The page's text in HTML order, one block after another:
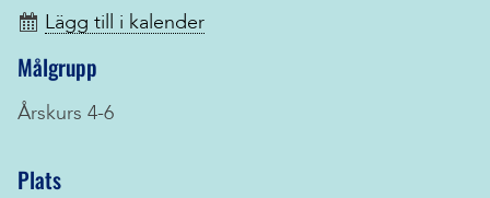
Lägg till i kalender
Målgrupp
Årskurs 4-6
Plats